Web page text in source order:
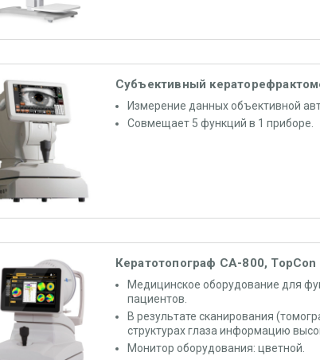
Субъективный
Измерение данных объективной
Совмещает 5 функций в 1 приборе.
Кератотопограф CA-800, TopCon
Медицинское оборудование для
пациентов.
В результате сканирования
структурах глаза информацию
Монитор оборудования: цветной.